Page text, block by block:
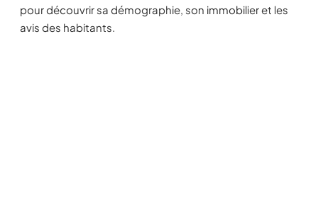
pour découvrir sa démographie, son immobilier et les
avis des habitants.